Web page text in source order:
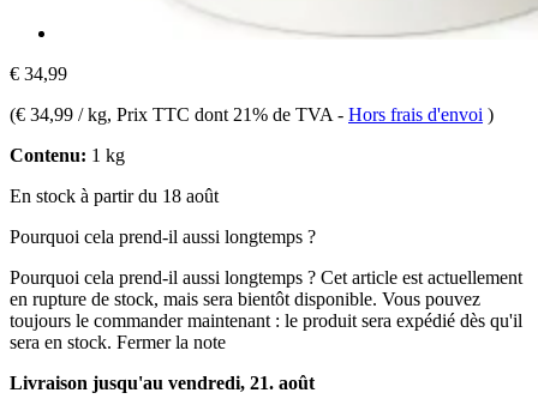
€ 34,99
(€ 34,99 / kg, Prix TTC dont 21% de TVA - Hors frais d'envoi )
Contenu: 1 kg
En stock à partir du 18 août
Pourquoi cela prend-il aussi longtemps ?
Pourquoi cela prend-il aussi longtemps ? Cet article est actuellement
en rupture de stock, mais sera bientôt disponible. Vous pouvez
toujours le commander maintenant : le produit sera expédié dès qu'il
sera en stock. Fermer la note
Livraison jusqu'au vendredi, 21. août